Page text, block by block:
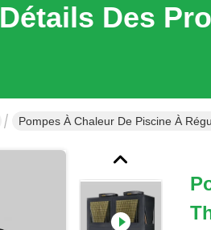
Détails Des
Pompes À Chaleur De Piscine À